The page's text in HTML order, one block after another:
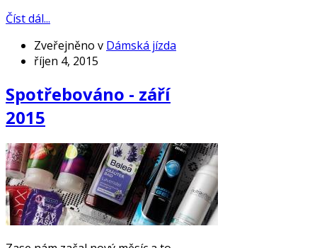
Číst dál...
Zveřejněno v Dámská jízda
říjen 4, 2015
Spotřebováno - září
2015